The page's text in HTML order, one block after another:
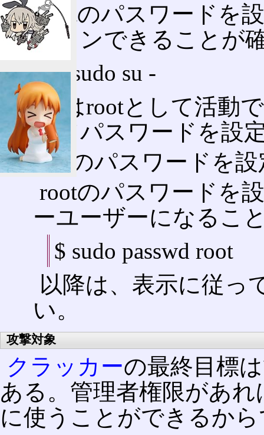
rootのパスワードを
グインできることが
$ sudo su -
後はrootとして活動
してパスワードを設
rootのパスワードを
rootのパスワードを
ーユーザーになるこ
$ sudo passwd root
以降は、表示に従っ
い。
攻撃対象
クラッカーの最終目標
ある。管理者権限があ
に使うことができるか